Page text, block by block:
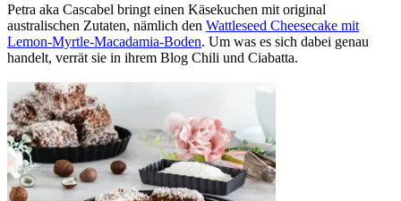
Petra aka Cascabel bringt einen Käsekuchen mit original
australischen Zutaten, nämlich den Wattleseed Cheesecake mit
Lemon-Myrtle-Macadamia-Boden. Um was es sich dabei genau
handelt, verrät sie in ihrem Blog Chili und Ciabatta.